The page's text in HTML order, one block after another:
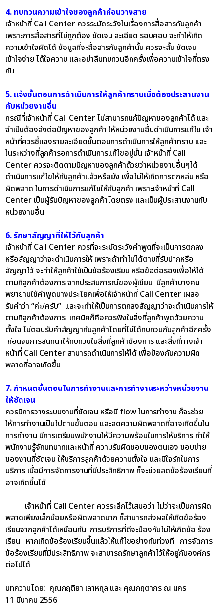
4. ทบทวนความเข้าใจของลูกค้าก่อนวางสาย
เจ้าหน้าที่ Call Center ควรระมัดระวังในเรื่องการสื่อสารกับลูกค้า
เพราะการสื่อสารที่ไม่ถูกต้อง ชัดเจน ละเอียด รอบคอบ จะทำให้เกิด
ความเข้าใจผิดได้ ข้อมูลที่จะสื่อสารกับลูกค้านั้น ควรจะสั้น ชัดเจน
เข้าใจง่าย ได้ใจความ และอย่าลืมทบทวนอีกครั้งเพื่อความเข้าใจที่ตรง
กัน
5. แจ้งขั้นตอนการดำเนินการให้ลูกค้าทราบเมื่อต้องประสานงาน
กับหน่วยงานอื่น
กรณีที่เจ้าหน้าที่ Call Center ไม่สามารถแก้ปัญหาของลูกค้าได้ และ
จำเป็นต้องส่งต่อปัญหาของลูกค้า ให้หน่วยงานอื่นดำเนินการแก้ไข เจ้า
หน้าที่ควรชี้แจงรายละเอียดขั้นตอนการดำเนินการให้ลูกค้าทราบ และ
ในระหว่างที่ลูกค้ารอการดำเนินการแก้ไขอยู่นั้น เจ้าหน้าที่ Call
Center ควรจะติดตามปัญหาของลูกค้าด้วยว่าหน่วยงานอื่นๆได้
ดำเนินการแก้ไขให้กับลูกค้าแล้วหรือยัง เพื่อไม่ให้เกิดการตกหล่น หรือ
ผิดพลาด ในการดำเนินการแก้ไขให้กับลูกค้า เพราะเจ้าหน้าที่ Call
Center เป็นผู้รับปัญหาของลูกค้าโดยตรง และเป็นผู้ประสานงานกับ
หน่วยงานอื่น
6. รักษาสัญญาที่ให้ไว้กับลูกค้า
เจ้าหน้าที่ Call Center ควรที่จะระมัดระวังคำพูดที่จะเป็นการตกลง
หรือสัญญาว่าจะดำเนินการให้ เพราะถ้าทำไม่ได้ตามที่รับปากหรือ
สัญญาไว้ จะทำให้ลูกค้าใช้เป็นข้อร้องเรียน หรือข้อต่อรองเพื่อให้ได้
ตามที่ลูกค้าต้องการ จากประสบการณ์ของผู้เขียน มีลูกค้าบางคน
พยายามใช้คำพูดบางประโยคเพื่อให้เจ้าหน้าที่ Call Center เผลอ
รับคำว่า “ค่ะ/ครับ” และจะทำให้เป็นการตกลงสัญญาว่าจะดำเนินการให้
ตามที่ลูกค้าต้องการ เทคนิคก็คือควรฟังในสิ่งที่ลูกค้าพูดด้วยความ
ตั้งใจ ไม่ตอบรับคำสัญญากับลูกค้าโดยที่ไม่ได้ทบทวนกับลูกค้าอีกครั้ง
ก่อนจบการสนทนาให้ทบทวนในสิ่งที่ลูกค้าต้องการ และสิ่งที่ทางเจ้า
หน้าที่ Call Center สามารถดำเนินการให้ได้ เพื่อป้องกันความผิด
พลาดที่อาจเกิดขึ้น
7. กำหนดขั้นตอนในการทำงานและการทำงานระหว่างหน่วยงาน
ให้ชัดเจน
ควรมีการวางระบบงานที่ชัดเจน หรือมี flow ในการทำงาน ก็จะช่วย
ให้การทำงานเป็นไปตามขั้นตอน และลดความผิดพลาดที่อาจเกิดขึ้นใน
การทำงาน มีการเตรียมพนักงานให้มีความพร้อมในการให้บริการ ทำให้
พนักงานรู้จักบทบาทและหน้าที่ ความรับผิดชอบของตนเอง ขอบข่าย
ของงานที่ชัดเจน ให้บริการลูกค้าด้วยความตั้งใจ และมีใจรักในการ
บริการ เมื่อมีการจัดการงานที่มีประสิทธิภาพ ก็จะช่วยลดข้อร้องเรียนที่
อาจเกิดขึ้นได้
เจ้าหน้าที่ Call Center ควรระลึกไว้เสมอว่า ไม่ว่าจะเป็นการผิด
พลาดเพียงเล็กน้อยหรือผิดพลาดมาก ก็สามารถส่งผลให้เกิดข้อร้อง
เรียนจากลูกค้าได้เหมือนกัน การบริการที่ดีจะป้องกันไม่ให้เกิดข้อ ร้อง
เรียน หากเกิดข้อร้องเรียนขึ้นแล้วให้แก้ไขอย่างทันท่วงที การจัดการ
ข้อร้องเรียนที่มีประสิทธิภาพ จะสามารถรักษาลูกค้าไว้ให้อยู่กับองค์กร
ต่อไปได้
บทความโดย: คุณกฤติยา เลาหกุล และ คุณกฤตาภร ณ นคร
11 มีนาคม 2556